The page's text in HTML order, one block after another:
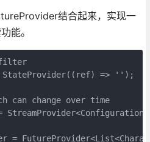
结合起来，实现一
能。
filter
StateProvider((ref) => '');
can change over time
=